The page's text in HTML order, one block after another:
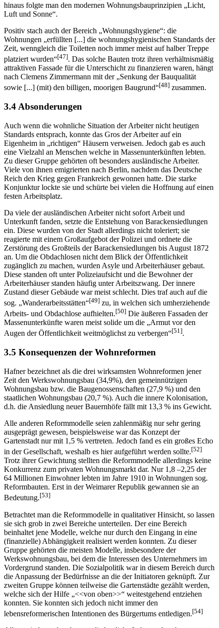
hinaus folgte man den modernen Wohnungsbauprinzipien „Licht,
Luft und Sonne“.
Positiv stach auch der Bereich „Wohnungshygiene“: die
Wohnungen „erfüllten [...] die wohnungshygienischen Standards der
Zeit, wenngleich die Toiletten noch immer meist auf halber Treppe
platziert wurden“[47]. Das solche Bauten trotz ihren verhältnismäßig
attraktiven Fassade für die Unterschicht zu finanzieren waren, hängt
nach Clemens Zimmermann mit der „Senkung der Bauqualität
sowie [...] (mit) den billigen, moorigen Baugrund“[48] zusammen.
3.4 Absonderungen
Auch wenn die wohnliche Situation der Arbeiter nicht heutigen
Standards entsprach, konnte das Gros der Arbeiter auf ein
Eigenheim in „richtigen“ Häusern verweisen. Jedoch gab es auch
eine Vielzahl an Menschen welche in Massenunterkünften lebten.
Zu dieser Gruppe gehörten oft besonders ausländische Arbeiter.
Viele von ihnen emigrierten nach Berlin, nachdem das Deutsche
Reich den Krieg gegen Frankreich gewonnen hatte. Die starke
Konjunktur lockte sie und schürte bei vielen die Hoffnung auf einen
festen Arbeitsplatz.
Da viele der ausländischen Arbeiter nicht sofort Arbeit und
Unterkunft fanden, setzte die Entstehung von Barackensiedlungen
ein. Diese wurden von der Stadt allerdings nicht toleriert; sie
reagierte mit einem Großaufgebot der Polizei und ordnete die
Zerstörung des Großteils der Barackensiedlungen bis August 1872
an. Um die Obdachlosen nicht dem Blick der Öffentlichkeit
zugänglich zu machen, wurden Asyle und Arbeiterhäuser gebaut.
Diese standen oft unter Polizeiaufsicht und die Bewohner der
Arbeiterhäuser standen häufig unter Arbeitszwang. Der innere
Zustand dieser Gebäude war meist schlecht. Dies traf auch auf die
sog. „Wanderarbeitsstätten“[49] zu, in welchen sich umherziehende
Arbeits- und Obdachlose aufhielten.[50] Die äußeren Fassaden der
Massenunterkünfte waren meist solide um die „Armut vor den
Augen der Öffentlichkeit weitmöglichst zu verbergen“[51].
3.5 Konsequenzen der Wohnreformen
Hafner bezeichnet als die drei wirksamsten Wohnreformen jener
Zeit den Werkswohnungsbau (34,9%), den gemeinnützigen
Wohnungsbau bzw. die Baugenossenschaften (27,9 %) und den
staatlichen Wohnungsbau (20,7 %). Auch die innere Kolonisation,
d.h. die Ansiedlung neuer Bauernhöfe fällt mit 13,3 % ins Gewicht.
Alle anderen Reformmodelle seien zahlenmäßig nur sehr gering
ausgeprägt gewesen, beispielsweise war das Konzept der
Gartenstadt nur mit 1,5 % vertreten. Jedoch fand es ein großes Echo
in der Gesellschaft, weshalb es hier aufgeführt werden sollte.[52]
Trotz ihrer Gewichtung stellten die Reformmodelle allerdings keine
Konkurrenz zum privaten Wohnungsmarkt dar. Nur 1,8 –2,25 der
64 Millionen Einwohner lebten im Jahre 1910 in Wohnungen sog.
Reformbauten. Erst in der Weimarer Republik gewannen sie an
Bedeutung.[53]
Betrachtet man die Reformmodelle in qualitativer Hinsicht, so lassen
sie sich grob in zwei Bereiche unterteilen. Der eine Bereich
beinhaltet jene Modelle, welche nur durch den Eingang in eine
(finanzielle) Abhängigkeit realisiert werden konnten. Zu dieser
Gruppe gehörten die meisten Modelle, insbesondere der
Werkswohnungsbau, bei dem die Interessen des Unternehmers im
Vordergrund standen. Die Sozialpolitik war in diesem Bereich durch
die Anpassung der Bedürfnisse an die der Initiatoren geknüpft. Zur
zweiten Gruppe können teilweise die Gartenstädte gezählt werden,
welche sich der Hilfe „<<von oben>>“ weitestgehend entziehen
konnten. Sie konnten sich jedoch nicht immer den
lebensreformerischen Intentionen des Bürgertums entledigen.[54]